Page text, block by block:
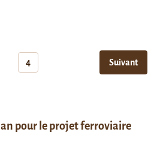
4 Suivant
pour le projet ferroviaire